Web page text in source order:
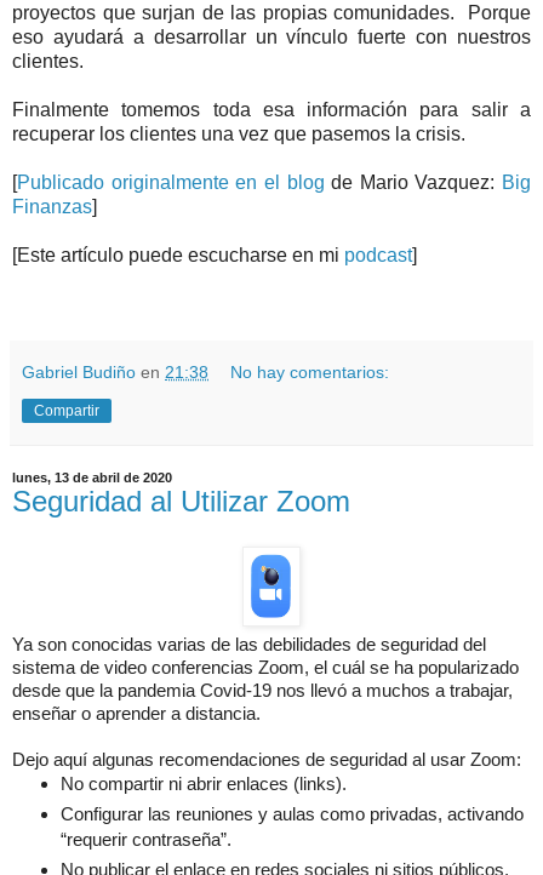
proyectos que surjan de las propias comunidades.
Porque
eso ayudará a desarrollar un vínculo fuerte con nuestros
clientes.
Finalmente tomemos toda esa información para salir a
recuperar los clientes una vez que pasemos la crisis.
[Publicado originalmente en el blog de Mario Vazquez: Big
Finanzas]
[Este artículo puede escucharse en mi podcast]
Gabriel Budiño en 21:38 No hay comentarios:
Compartir
lunes, 13 de abril de 2020
Seguridad al Utilizar Zoom
Ya son conocidas varias de las debilidades de seguridad del
sistema de video conferencias Zoom, el cuál se ha popularizado
desde que la pandemia Covid-19 nos llevó a muchos a trabajar,
enseñar o aprender a distancia.
Dejo aquí algunas recomendaciones de seguridad al usar Zoom:
No compartir ni abrir enlaces (links).
Configurar las reuniones y aulas como privadas, activando
“requerir contraseña”.
No publicar el enlace en redes sociales ni sitios públicos,